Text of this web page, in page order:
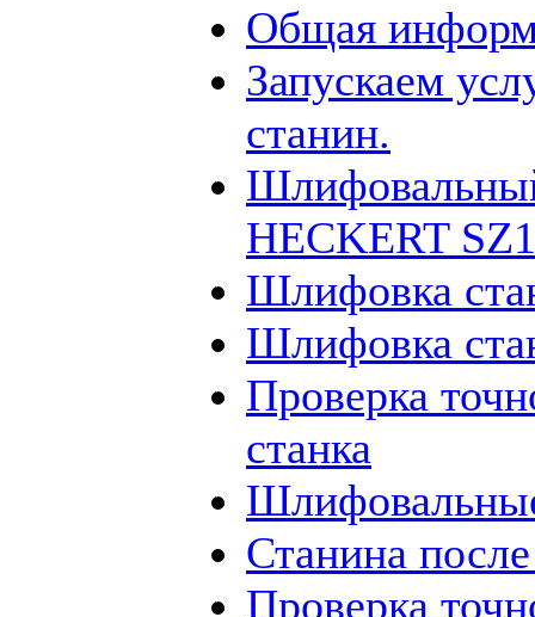
Общая
Запускаем
станин.
HECKERT
Шлифовка
Шлифовка
Проверка
станка
Станина
Проверка